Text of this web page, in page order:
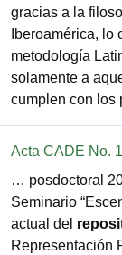
gracias a la
Iberoamérica,
metodología
solamente a
cumplen con los
Acta CADE No.
… posdoctoral
Seminario
actual del
Representación